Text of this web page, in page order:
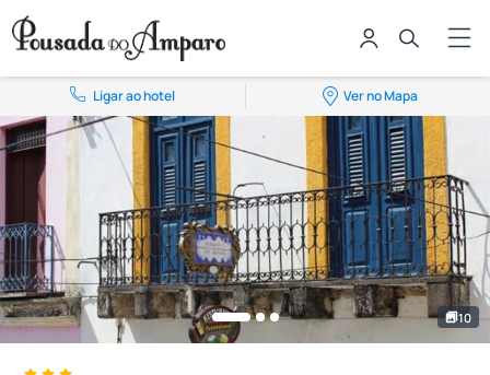
Ligar ao hotel Ver no Mapa
10